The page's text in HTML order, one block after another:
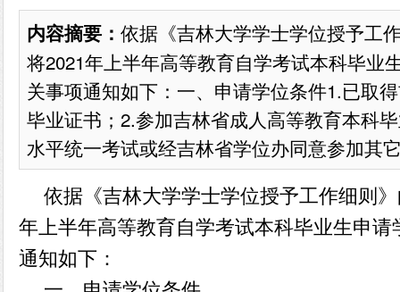
内容摘要： 依据《吉林大学学士学位授予工
将2021年上半年高等教育自学考试本科毕业
关事项通知如下：一、申请学位条件1.已取
毕业证书；2.参加吉林省成人高等教育本科
水平统一考试或经吉林省学位办同意参加其
依据《吉林大学学士学位授予工作细则
年上半年高等教育自学考试本科毕业生申
通知如下：